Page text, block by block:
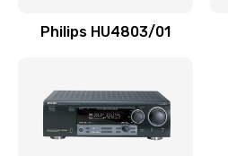
Замена
Ремонт или
Philips HU4803/01